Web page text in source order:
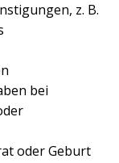
z. B.
bei
oder Geburt